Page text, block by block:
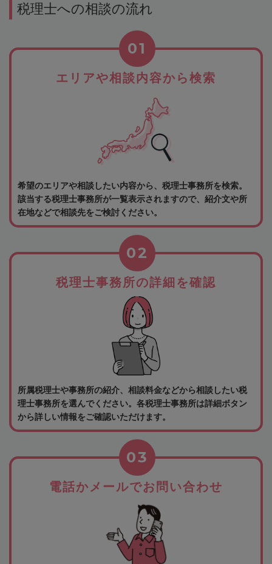
税理士への相談の流れ
エリアや相談内容から検索
01
希望のエリアや相談したい内容から、税理士事務所を検索。
該当する税理士事務所が一覧表示されますので、紹介文や所
在地などで相談先をご検討ください。
税理士事務所の詳細を確認
02
所属税理士や事務所の紹介、相談料金などから相談したい税
理士事務所を選んでください。各税理士事務所は詳細ボタン
から詳しい情報をご確認いただけます。
電話かメールでお問い合わせ
03